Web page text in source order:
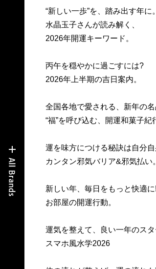
“新しい一歩”を、踏み出す年に。
水晶玉子さんが読み解く、
2026年開運キーワード。
丙午を穏やかに過ごすには?
2026年上半期の吉日案内。
全国各地で愛される、新年の名
“福”を呼び込む、開運和菓子紀
運を味方につける秘訣は自分自
カンタン邪気バリア&邪気払い。
新しい年、毎日をもっと快適に!
お部屋の開運行動。
運気を整えて、良い一年のス
スマホ風水学2026